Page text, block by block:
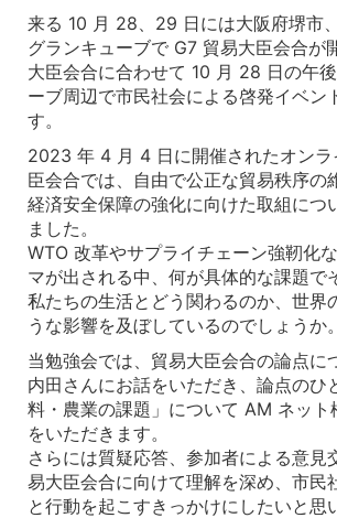
来る 10 月 28、29 日には大阪府堺市
グランキューブで G7 貿易大臣会合が
大臣会合に合わせて 10 月 28 日の午
ーブ周辺で市民社会による啓発イベン
す。
2023 年 4 月 4 日に開催されたオンラ
臣会合では、自由で公正な貿易秩序の
経済安全保障の強化に向けた取組につ
ました。
WTO 改革やサプライチェーン強靭化
マが出される中、何が具体的な課題で
私たちの生活とどう関わるのか、世界
うな影響を及ぼしているのでしょうか。
当勉強会では、貿易大臣会合の論点に
内田さんにお話をいただき、論点のひ
料・農業の課題」について AM ネット
をいただきます。
さらには質疑応答、参加者による意見
易大臣会合に向けて理解を深め、市民
と行動を起こすきっかけにしたいと思